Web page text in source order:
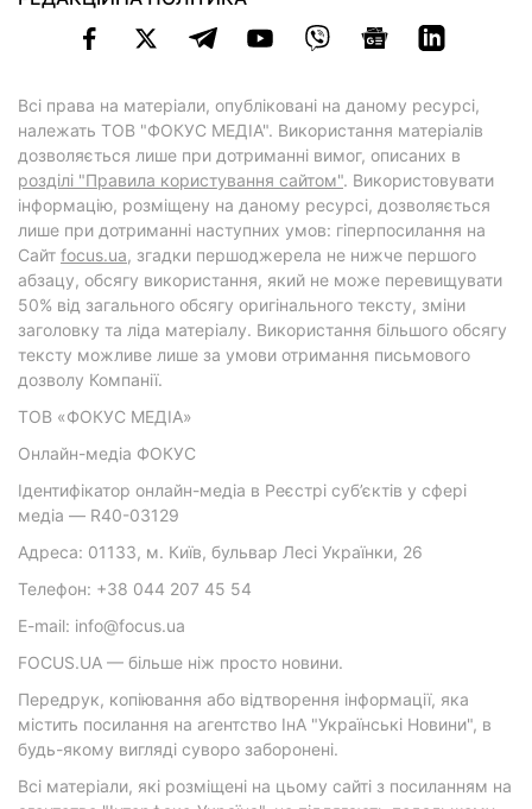
Всі права на матеріали, опубліковані на даному ресурсі,
належать ТОВ "ФОКУС МЕДІА". Використання матеріалів
дозволяється лише при дотриманні вимог, описаних в
розділі "Правила користування сайтом". Використовувати
інформацію, розміщену на даному ресурсі, дозволяється
лише при дотриманні наступних умов: гіперпосилання на
Cайт focus.ua, згадки першоджерела не нижче першого
абзацу, обсягу використання, який не може перевищувати
50% від загального обсягу оригінального тексту, зміни
заголовку та ліда матеріалу. Використання більшого обсягу
тексту можливе лише за умови отримання письмового
дозволу Компанії.
ТОВ «ФОКУС МЕДІА»
Онлайн-медіа ФОКУС
Ідентифікатор онлайн-медіа в Реєстрі суб’єктів у сфері
медіа — R40-03129
Адреса: 01133, м. Київ, бульвар Лесі Українки, 26
Телефон: +38 044 207 45 54
E-mail: info@focus.ua
FOCUS.UA — більше ніж просто новини.
Передрук, копіювання або відтворення інформації, яка
містить посилання на агентство ІнА "Українські Новини", в
будь-якому вигляді суворо заборонені.
Всі матеріали, які розміщені на цьому сайті з посиланням на